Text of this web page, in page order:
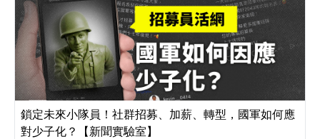
鎖定未來小隊員！社群招募、加薪、轉型，國軍如何應
對少子化？【新聞實驗室】